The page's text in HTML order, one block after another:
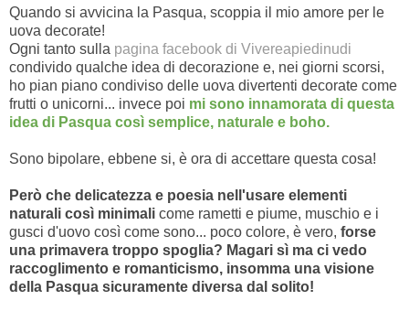
Quando si avvicina la Pasqua, scoppia il mio amore per le
uova decorate!
Ogni tanto sulla pagina facebook di Vivereapiedinudi
condivido qualche idea di decorazione e, nei giorni scorsi,
ho pian piano condiviso delle uova divertenti decorate come
frutti o unicorni... invece poi mi sono innamorata di questa
idea di Pasqua così semplice, naturale e boho.
Sono bipolare, ebbene si, è ora di accettare questa cosa!
Però che delicatezza e poesia nell'usare elementi
naturali così minimali come rametti e piume, muschio e i
gusci d'uovo così come sono... poco colore, è vero, forse
una primavera troppo spoglia? Magari sì ma ci vedo
raccoglimento e romanticismo, insomma una visione
della Pasqua sicuramente diversa dal solito!